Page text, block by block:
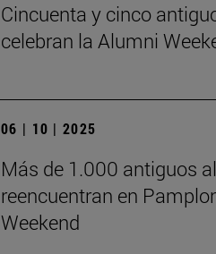
Cincuenta y cinco
celebran la Alumni
06 | 10 | 2025
Más de 1.000 antiguos
reencuentran en
Weekend